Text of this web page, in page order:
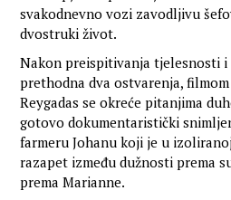
svakodnevno vozi zavodljivu
dvostruki život.
Nakon preispitivanja tjelesnosti
prethodna dva ostvarenja,
Reygadas se okreće pitanjima
gotovo dokumentaristički
farmeru Johanu koji je u
razapet između dužnosti prema
prema Marianne.